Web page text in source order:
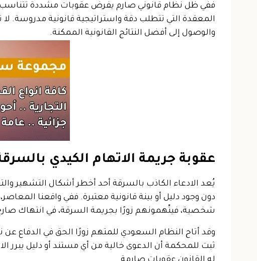
ففي ظل نظام قانوني صارم يفرض عقوبات مشددة تتناسب
المعقدة التي تتطلب دقة واستراتيجية قانونية مدروسة.
والوصول إلى أفضل النتائج القانونية الممكنة.
عقوبة جريمة الاتهام الكيدي
يُعد الادعاء الكاذب بالسرقة أحد أخطر أشكال التشهير
دون وجود دليل أو بينة قانونية معتبرة. ففي واقعنا
شخصية، فيتّهمونهم زورًا بجريمة السرقة، في انتهاك
وقد أتاح النظام السعودي للمتهم زورًا الحق في الدفاع
ثبت للمحكمة أن الدعوى خالية من أي مستند أو دليل